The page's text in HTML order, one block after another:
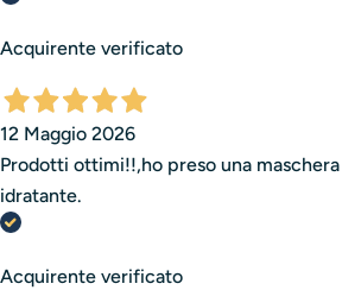
Acquirente verificato
12 Maggio 2026
Prodotti ottimi!!,ho preso una
idratante.
Acquirente verificato